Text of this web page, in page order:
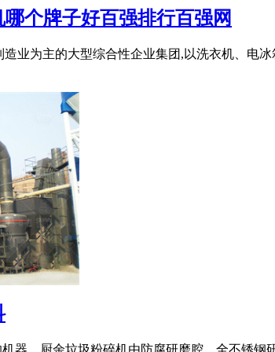
个牌子好百强排行百强网
造业为主的大型综合性企业集团,以洗衣机、
器。厨余垃圾粉碎机由防腐研磨腔、全不锈